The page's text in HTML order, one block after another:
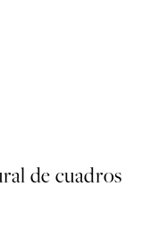
de cuadros